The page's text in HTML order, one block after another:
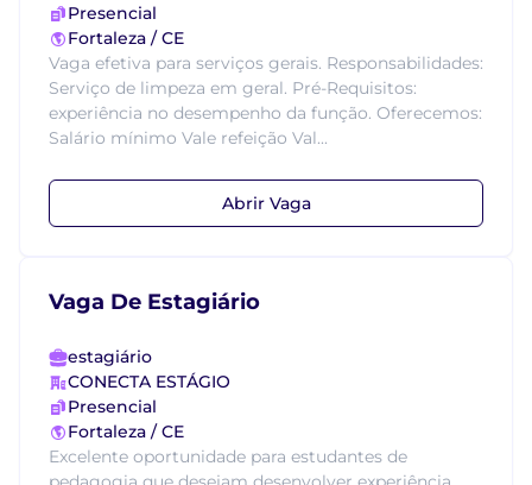
Presencial
Fortaleza / CE
Vaga efetiva para serviços gerais. Responsabilidades:
Serviço de limpeza em geral. Pré-Requisitos:
experiência no desempenho da função. Oferecemos:
Salário mínimo Vale refeição Val...
Abrir Vaga
Vaga De Estagiário
estagiário
CONECTA ESTÁGIO
Presencial
Fortaleza / CE
Excelente oportunidade para estudantes de